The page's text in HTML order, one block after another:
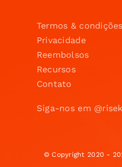
Termos & condições
Privacidade
Reembolsos
Recursos
Contato
Siga-nos em
© Copyright 2020 -